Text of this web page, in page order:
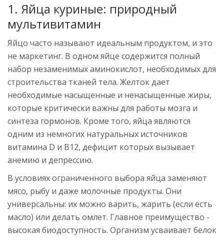
1. Яйца куриные: природный
мультивитамин
Яйцо часто называют идеальным продуктом, и это
не маркетинг. В одном яйце содержится полный
набор незаменимых аминокислот, необходимых для
строительства тканей тела. Желток дает
необходимые насыщенные и ненасыщенные жиры,
которые критически важны для работы мозга и
синтеза гормонов. Кроме того, яйца являются
одним из немногих натуральных источников
витамина D и B12, дефицит которых вызывает
анемию и депрессию.
В условиях ограниченного выбора яйца заменяют
мясо, рыбу и даже молочные продукты. Они
универсальны: их можно варить, жарить (если есть
масло) или делать омлет. Главное преимущество -
высокая биодоступность. Организм усваивает белок